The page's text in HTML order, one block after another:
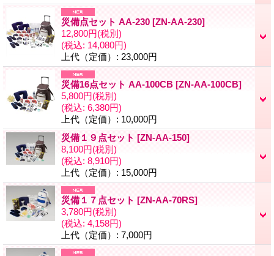
災備点セット AA-230 [ZN-AA-230]
12,800円(税別)
(税込: 14,080円)
上代（定価） : 23,000円
災備16点セット AA-100CB [ZN-AA-100CB]
5,800円(税別)
(税込: 6,380円)
上代（定価） : 10,000円
災備１９点セット [ZN-AA-150]
8,100円(税別)
(税込: 8,910円)
上代（定価） : 15,000円
災備１７点セット [ZN-AA-70RS]
3,780円(税別)
(税込: 4,158円)
上代（定価） : 7,000円